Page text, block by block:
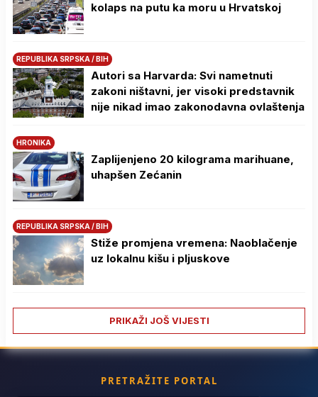
kolaps na putu ka moru u Hrvatskoj
REPUBLIKA SRPSKA / BIH
Autori sa Harvarda: Svi nametnuti
zakoni ništavni, jer visoki predstavnik
nije nikad imao zakonodavna ovlaštenja
HRONIKA
Zaplijenjeno 20 kilograma marihuane,
uhapšen Zećanin
REPUBLIKA SRPSKA / BIH
Stiže promjena vremena: Naoblačenje
uz lokalnu kišu i pljuskove
PRIKAŽI JOŠ VIJESTI
PRETRAŽITE PORTAL